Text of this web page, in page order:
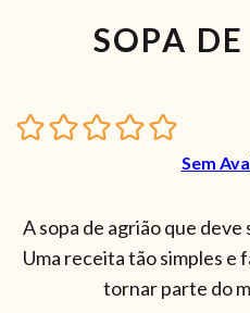
SOPA
Sem
A sopa de agrião que
Uma receita tão simples e
tornar parte do